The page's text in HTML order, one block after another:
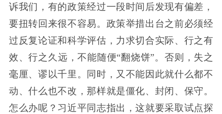
诉我们，有的政策经过一段时间后发现有偏差，
要扭转回来很不容易。政策举措出台之前必须经
过反复论证和科学评估，力求切合实际、行之有
效、行之久远，不能随便“翻烧饼”。否则，失之
毫厘、谬以千里。同时，又不能因此就什么都不
动、什么也不改，那样就是僵化、封闭、保守。
怎么办呢？习近平同志指出，这就要采取试点探